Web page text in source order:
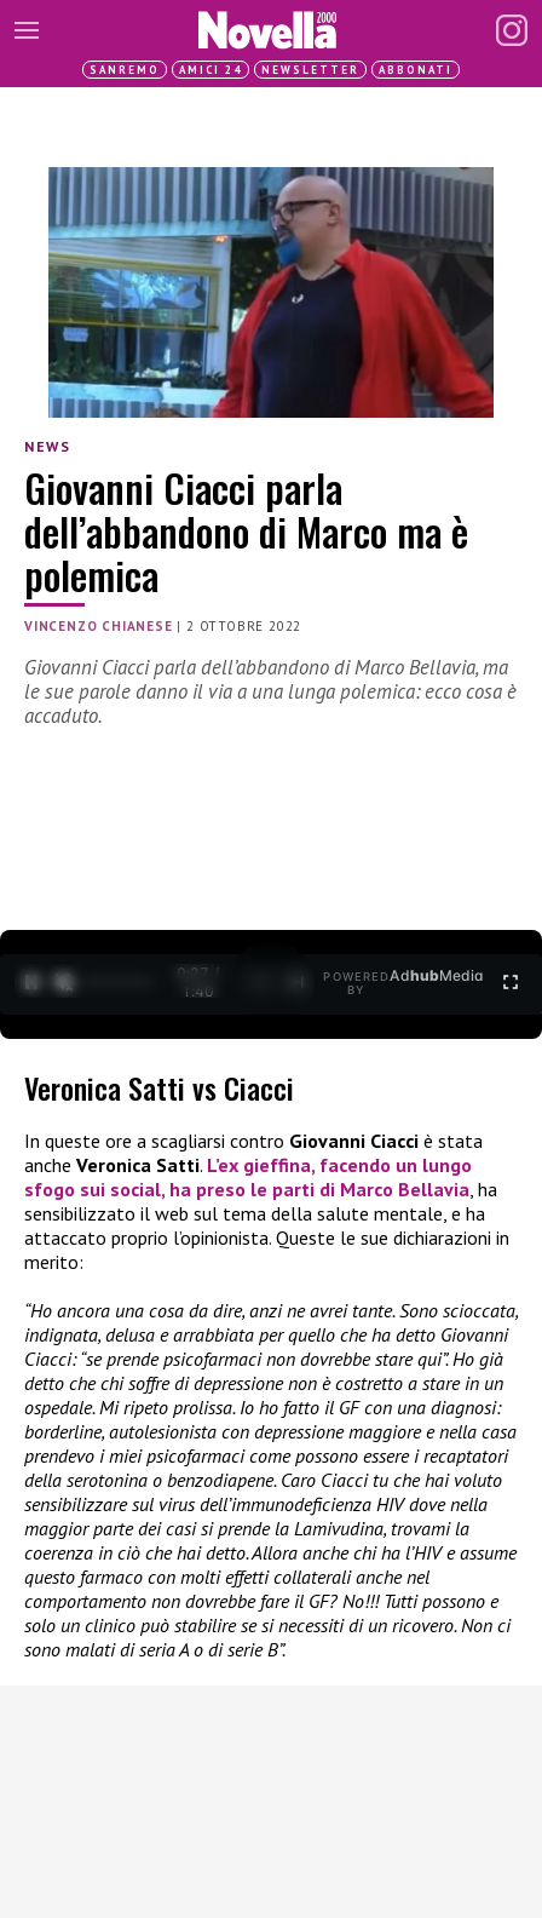
SANREMO AMICI 24 NEWSLETTER ABBONATI
NEWS
Giovanni Ciacci parla
dell’abbandono di Marco ma è
polemica
VINCENZO CHIANESE |2 OTTOBRE 2022
Giovanni Ciacci parla dell’abbandono di Marco Bellavia, ma
le sue parole danno il via a una lunga polemica: ecco cosa è
accaduto.
0:27 /
1:40
POWERED
BY
AdhubMedia
Veronica Satti vs Ciacci
In queste ore a scagliarsi contro Giovanni Ciacci è stata
anche Veronica Satti. L’ex gieffina, facendo un lungo
sfogo sui social, ha preso le parti di Marco Bellavia, ha
sensibilizzato il web sul tema della salute mentale, e ha
attaccato proprio l’opinionista. Queste le sue dichiarazioni in
merito:
“Ho ancora una cosa da dire, anzi ne avrei tante. Sono scioccata,
indignata, delusa e arrabbiata per quello che ha detto Giovanni
Ciacci: “se prende psicofarmaci non dovrebbe stare qui”. Ho già
detto che chi soffre di depressione non è costretto a stare in un
ospedale. Mi ripeto prolissa. Io ho fatto il GF con una diagnosi:
borderline, autolesionista con depressione maggiore e nella casa
prendevo i miei psicofarmaci come possono essere i recaptatori
della serotonina o benzodiapene. Caro Ciacci tu che hai voluto
sensibilizzare sul virus dell’immunodeficienza HIV dove nella
maggior parte dei casi si prende la Lamivudina, trovami la
coerenza in ciò che hai detto. Allora anche chi ha l’HIV e assume
questo farmaco con molti effetti collaterali anche nel
comportamento non dovrebbe fare il GF? No!!! Tutti possono e
solo un clinico può stabilire se si necessiti di un ricovero. Non ci
sono malati di seria A o di serie B”.